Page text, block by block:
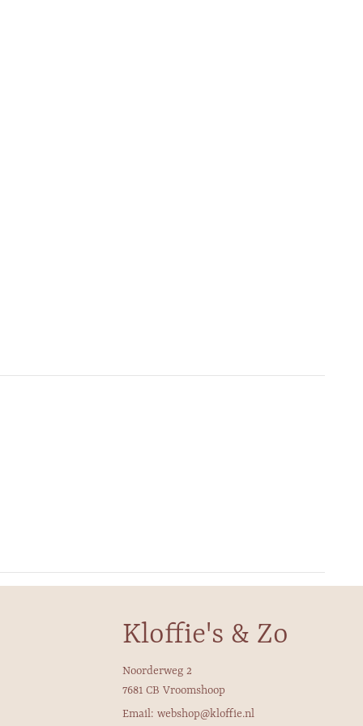
Kloffie's & Zo
Noorderweg 2
7681 CB Vroomshoop
Email: webshop@kloffie.nl